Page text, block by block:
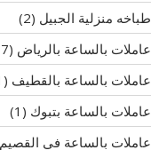
طباخه منزلية الجبيل (2)
عاملات بالساعة بالرياض (7)
عاملات بالساعة بالقطيف (1)
عاملات بالساعة بتبوك (1)
عاملات بالساعة في القصيم